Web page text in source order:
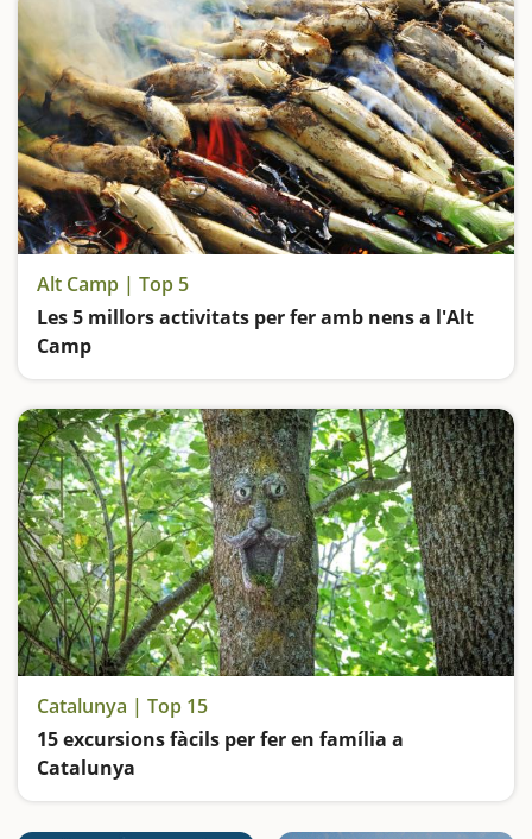
Alt Camp | Top 5
Les 5 millors activitats per fer amb nens a l'Alt
Camp
Catalunya | Top 15
15 excursions fàcils per fer en família a
Catalunya